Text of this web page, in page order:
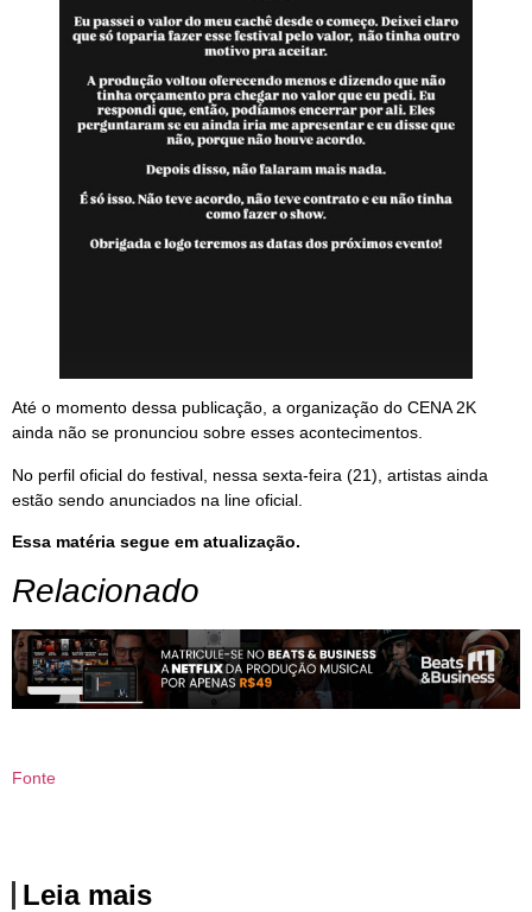
Até o momento dessa publicação, a organização do CENA 2K
ainda não se pronunciou sobre esses acontecimentos.
No perfil oficial do festival, nessa sexta-feira (21), artistas ainda
estão sendo anunciados na line oficial.
Essa matéria segue em atualização.
Relacionado
Fonte
Leia mais